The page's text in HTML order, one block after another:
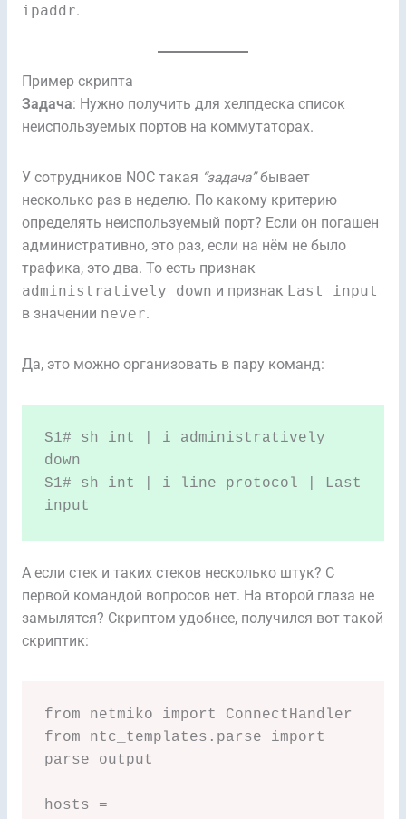
ipaddr.
Пример скрипта
Задача: Нужно получить для хелпдеска список
неиспользуемых портов на коммутаторах.
У сотрудников NOC такая “задача”бывает
несколько раз в неделю. По какому критерию
определять неиспользуемый порт? Если он погашен
административно, это раз, если на нём не было
трафика, это два. То есть признак
administratively down и признак Last input
в значении never.
Да, это можно организовать в пару команд:
S1# sh int | i administratively
down
S1# sh int | i line protocol | Last
input
А если стек и таких стеков несколько штук? С
первой командой вопросов нет. На второй глаза не
замылятся? Скриптом удобнее, получился вот такой
скриптик:
from netmiko import ConnectHandler
from ntc_templates.parse import
parse_output
hosts =